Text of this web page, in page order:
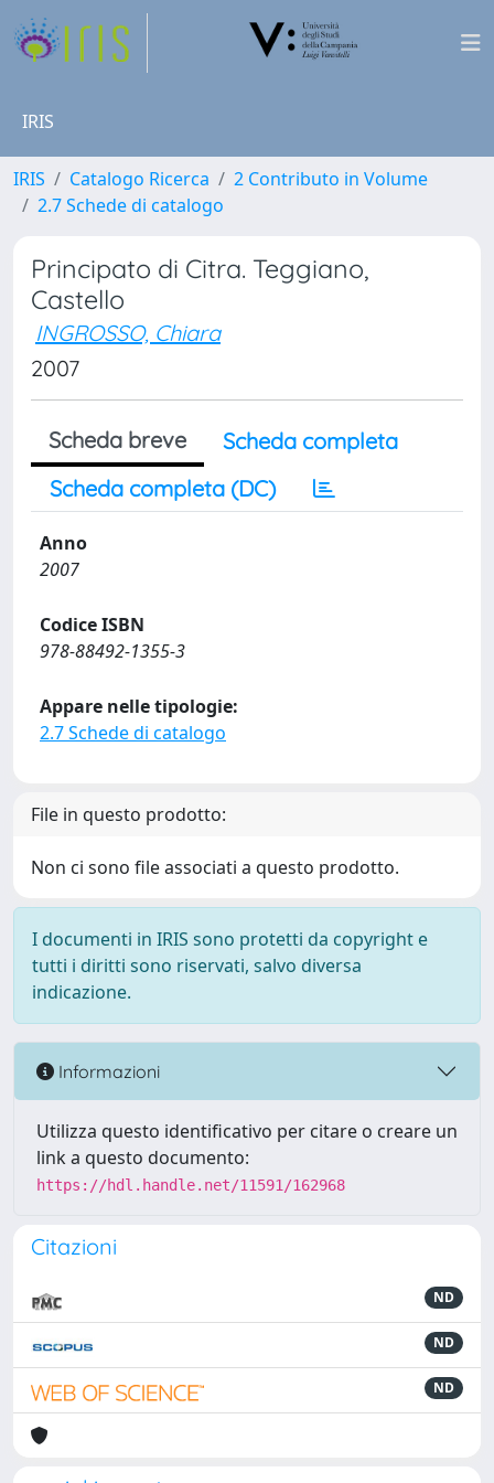
IRIS
IRIS Catalogo Ricerca
2 Contributo in Volume
2.7 Schede di catalogo
Principato di Citra. Teggiano,
Castello
INGROSSO, Chiara
2007
Scheda breve
Scheda completa
Scheda completa (DC)
Anno
2007
Codice ISBN
978-88492-1355-3
Appare nelle tipologie:
2.7 Schede di catalogo
File in questo prodotto:
Non ci sono file associati a questo prodotto.
I documenti in IRIS sono protetti da copyright e
tutti i diritti sono riservati, salvo diversa
indicazione.
Informazioni
Utilizza questo identificativo per citare o creare un
link a questo documento:
https://hdl.handle.net/11591/162968
Citazioni
ND
ND
ND